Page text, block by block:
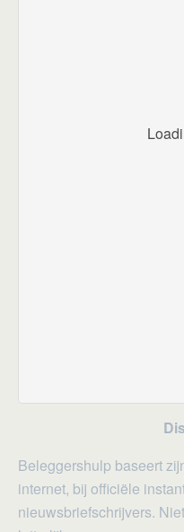
Beleggershulp baseert
internet, bij officiële
nieuwsbriefschrijvers.